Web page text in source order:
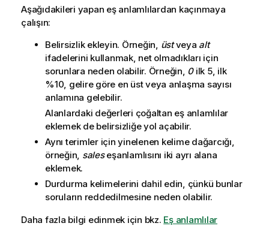
Aşağıdakileri yapan eş anlamlılardan kaçınmaya
çalışın:
Belirsizlik ekleyin. Örneğin, üstveya alt
ifadelerini kullanmak, net olmadıkları için
sorunlara neden olabilir. Örneğin, 0ilk 5, ilk
%10, gelire göre en üst veya anlaşma sayısı
anlamına gelebilir.
Alanlardaki değerleri çoğaltan eş anlamlılar
eklemek de belirsizliğe yol açabilir.
Aynı terimler için yinelenen kelime dağarcığı,
örneğin, saleseşanlamlısını iki ayrı alana
eklemek.
Durdurma kelimelerini dahil edin, çünkü bunlar
soruların reddedilmesine neden olabilir.
Daha fazla bilgi edinmek için bkz. Eş anlamlılar